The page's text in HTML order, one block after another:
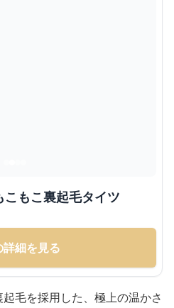
もこ裏起毛タイツ
詳細を見る
毛を採用した、極上の温かさ